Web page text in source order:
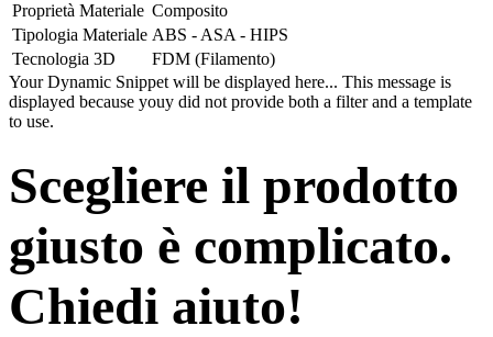
Proprietà Materiale Composito
Tipologia Materiale ABS - ASA - HIPS
Tecnologia 3D
FDM (Filamento)
Your Dynamic Snippet will be displayed here... This message is
displayed because youy did not provide both a filter and a template
to use.
Scegliere il prodotto
giusto è complicato.
Chiedi aiuto!